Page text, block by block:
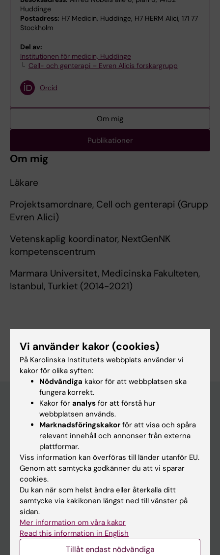
Huddinge
Postadress: H7 Medicin, Huddinge, H7 HERM Alici, 171 77
Stockholm
Del av:
Institutionen för medicin, Huddinge
Cell- och genterapi – Evren Alicis forskargrupp
Orcid
Om mig
Publikationer
Om mig
Läkare
Projektsamordnare, Cell och genterapi (Grupp
Evren Alici)
Vetenskaplig koordinator, NextGenNK
kompetenscentrum
Marmara Universitet, Medicinska Fakulteten,
Istanbul, Turkiet (2014-2021)
Är du Nursen Cetrez?
Redigera din profil
Huvudmeny
Utbildning
Forskarutbildning
Forskning
Om KI
På gång
Nyheter
Vi använder kakor (cookies)
På Karolinska Institutets webbplats använder vi
kakor för olika syften:
Nödvändiga kakor för att webbplatsen ska
fungera korrekt.
Kakor för analys för att förstå hur
webbplatsen används.
Marknadsföringskakor för att visa och spåra
relevant innehåll och annonser från externa
plattformar.
Viss information kan överföras till länder utanför EU.
Genom att samtycka godkänner du att vi sparar
cookies.
Du kan när som helst ändra eller återkalla ditt
samtycke via kakikonen längst ned till vänster på
sidan.
Mer information om våra kakor
Read this information in English
Tillåt endast nödvändiga